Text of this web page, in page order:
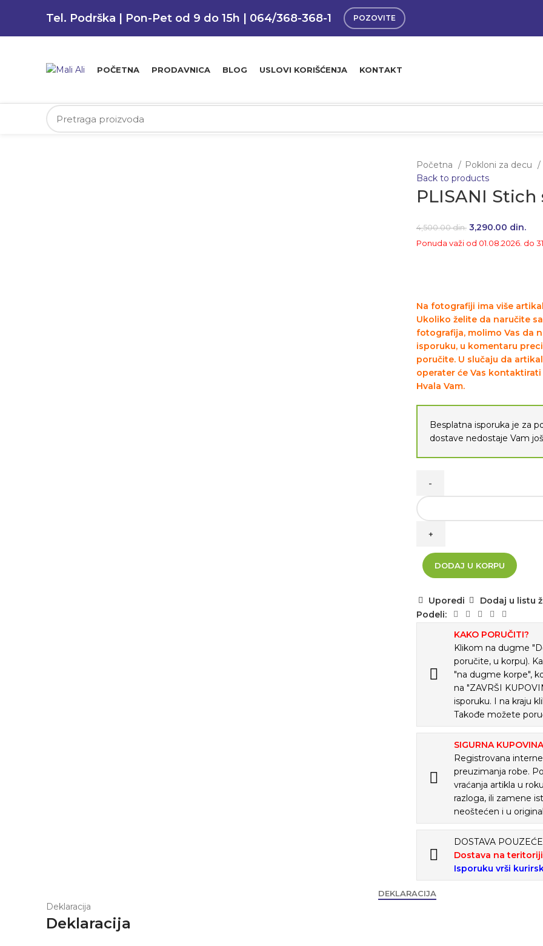
Tel. Podrška | Pon-Pet od 9 do 15h | 064/368-368-1 POZOVITE
POČETNA PRODAVNICA BLOG USLOVI KORIŠĆENJA KONTAKT
Početna Pokloni za decu
Back to products
PLISANI
4,500.00din. Originalna cena
3,290.00 din.
Ponuda važi od 01.08.2026. do
Na fotografiji ima više
Ukoliko želite da naručite
fotografija, molimo Vas da
isporuku, u komentaru
poručite. U slučaju da
operater će Vas
Hvala Vam.
Besplatna isporuka je za
dostave nedostaje Vam
PLISANI Stich sa gitarom
DODAJ U KORPU
Uporedi
Dodaj u listu
Podeli:
KAKO PORUČITI?
Klikom na dugme
poručite, u korpu).
"na dugme korpe",
na "ZAVRŠI
isporuku. I na kraju
Takođe možete
SIGURNA KUPOVINA
Registrovana
preuzimanja robe.
vraćanja artikla u
razloga, ili zamene
neoštećen i u
DOSTAVA
Dostava na
Isporuku vrši
DEKLARACIJA
Deklaracija
Deklaracija